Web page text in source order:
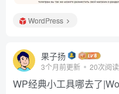
WordPress
果子扬
3个月前更新 20次阅读
WP经典小工具哪去了